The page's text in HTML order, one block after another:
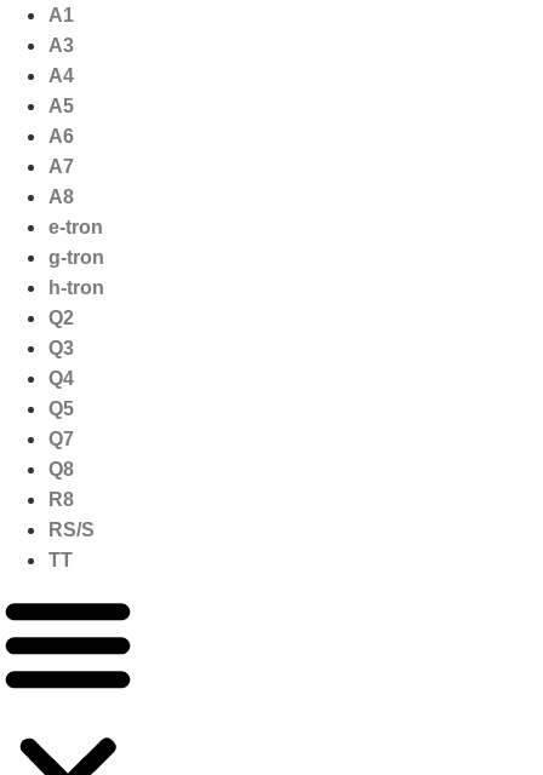
naar
inhoud
A1
A3
A4
A5
A6
A7
A8
e-tron
g-tron
h-tron
Q2
Q3
Q4
Q5
Q7
Q8
R8
RS/S
TT